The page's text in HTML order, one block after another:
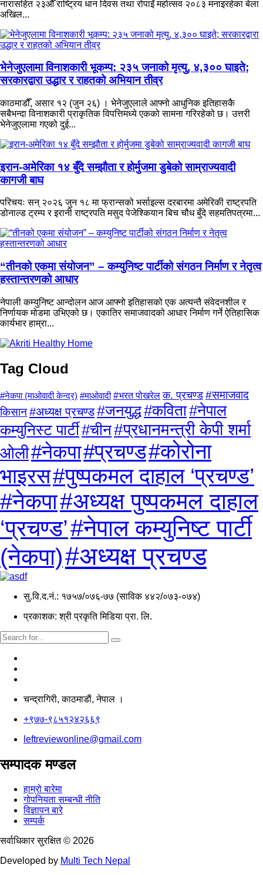
नारासहित २३औँ राष्ट्रिय धान दिवस तथा रोपाइँ महोत्सव २०८३ मनाइरहेका बेला
अखिल...
भेनेजुएलामा विनाशकारी भूकम्प: २३५ जनाको मृत्यु, ४,३०० घाइते;
सरकारद्वारा उद्धार र राहतको अभियान तीव्र
काठमाडौँ, असार १२ (जुन २६) । भेनेजुएलाले आफ्नो आधुनिक इतिहासकै
सबैभन्दा विनाशकारी प्राकृतिक विपत्तिमध्ये एकको सामना गरिरहेको छ। उत्तरी
भेनेजुएलामा गएको दुई...
इरान-अमेरिका १४ बुँदे सम्झौता र होर्मुजमा डुबेको साम्राज्यवादी
कागजी बाघ
परिचयः सन् २०२६ जुन १८ मा फ्रान्सको भर्साइल्स दरबारमा अमेरिकी राष्ट्रपति
डोनाल्ड ट्रम्प र इरानी राष्ट्रपति मसुद पेजेश्कियान बिच चौध बुँदे सहमतिपत्रमा...
“तीनको एकमा संयोजन” – कम्युनिष्ट पार्टीको संगठन निर्माण र नेतृत्व
हस्तान्तरणको आधार
नेपाली कम्युनिष्ट आन्दोलन आज आफ्नो इतिहासको एक अत्यन्तै संवेदनशील र
निर्णायक मोडमा उभिएको छ। एकातिर समाजवादको आधार निर्माण गर्ने ऐतिहासिक
कार्यभार हाम्रा...
Tag Cloud
#नेकपा (माओवादी केन्द्र) #माओवादी #भरत पोखरेल क. प्रचण्ड#समाजवाद
किसान#अध्यक्ष प्रचण्ड#जनयुद्ध#कविता#नेपाल
कम्युनिस्ट पार्टी#चीन#प्रधानमन्त्री केपी शर्मा
ओली#नेकपा#प्रचण्ड#कोरोना
भाइरस#पुष्पकमल दाहाल ‘प्रचण्ड’
#नेकपा#अध्यक्ष पुष्पकमल दाहाल
‘प्रचण्ड’#नेपाल कम्युनिष्ट पार्टी
(नेकपा)#अध्यक्ष प्रचण्ड
सु.वि.द.नं.: १७५७/०७६-७७ (साविक ४४२/०७३-०७४)
प्रकाशक: श्री प्रकृति मिडिया प्रा. लि.
चन्द्रागिरी, काठमाडाैं, नेपाल ।
+९७७-९८५१२४२६६९
leftreviewonline@gmail.com
सम्पादक मण्डल
हाम्रो बारेमा
गोपनियता सम्बन्धी नीति
विज्ञापन बारे
सम्पर्क
सर्वाधिकार सुरक्षित © 2026
Developed by Multi Tech Nepal